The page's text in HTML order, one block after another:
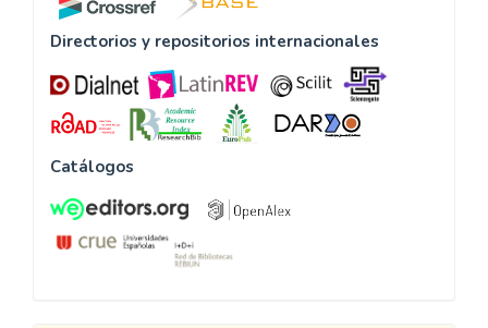
Directorios y repositorios internacionales
Catálogos